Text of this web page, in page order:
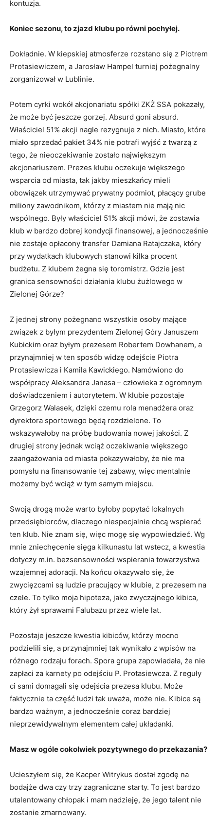
kontuzja.
Koniec sezonu, to zjazd klubu po równi pochyłej.
Dokładnie. W kiepskiej atmosferze rozstano się z Piotrem
Protasiewiczem, a Jarosław Hampel turniej pożegnalny
zorganizował w Lublinie.
Potem cyrki wokół akcjonariatu spółki ZKŻ SSA pokazały,
że może być jeszcze gorzej. Absurd goni absurd.
Właściciel 51% akcji nagle rezygnuje z nich. Miasto, które
miało sprzedać pakiet 34% nie potrafi wyjść z twarzą z
tego, że nieoczekiwanie zostało największym
akcjonariuszem. Prezes klubu oczekuje większego
wsparcia od miasta, tak jakby mieszkańcy mieli
obowiązek utrzymywać prywatny podmiot, płacący grube
miliony zawodnikom, którzy z miastem nie mają nic
wspólnego. Były właściciel 51% akcji mówi, że zostawia
klub w bardzo dobrej kondycji finansowej, a jednocześnie
nie zostaje opłacony transfer Damiana Ratajczaka, który
przy wydatkach klubowych stanowi kilka procent
budżetu. Z klubem żegna się toromistrz. Gdzie jest
granica sensowności działania klubu żużlowego w
Zielonej Górze?
Z jednej strony pożegnano wszystkie osoby mające
związek z byłym prezydentem Zielonej Góry Januszem
Kubickim oraz byłym prezesem Robertem Dowhanem, a
przynajmniej w ten sposób widzę odejście Piotra
Protasiewicza i Kamila Kawickiego. Namówiono do
współpracy Aleksandra Janasa – człowieka z ogromnym
doświadczeniem i autorytetem. W klubie pozostaje
Grzegorz Walasek, dzięki czemu rola menadżera oraz
dyrektora sportowego będą rozdzielone. To
wskazywałoby na próbę budowania nowej jakości. Z
drugiej strony jednak wciąż oczekiwanie większego
zaangażowania od miasta pokazywałoby, że nie ma
pomysłu na finansowanie tej zabawy, więc mentalnie
możemy być wciąż w tym samym miejscu.
Swoją drogą może warto byłoby popytać lokalnych
przedsiębiorców, dlaczego niespecjalnie chcą wspierać
ten klub. Nie znam się, więc mogę się wypowiedzieć. Wg
mnie zniechęcenie sięga kilkunastu lat wstecz, a kwestia
dotyczy m.in. bezsensowności wspierania towarzystwa
wzajemnej adoracji. Na końcu okazywało się, że
zwycięzcami są ludzie pracujący w klubie, z prezesem na
czele. To tylko moja hipoteza, jako zwyczajnego kibica,
który żył sprawami Falubazu przez wiele lat.
Pozostaje jeszcze kwestia kibiców, którzy mocno
podzielili się, a przynajmniej tak wynikało z wpisów na
różnego rodzaju forach. Spora grupa zapowiadała, że nie
zapłaci za karnety po odejściu P. Protasiewcza. Z reguły
ci sami domagali się odejścia prezesa klubu. Może
faktycznie ta część ludzi tak uważa, może nie. Kibice są
bardzo ważnym, a jednocześnie coraz bardziej
nieprzewidywalnym elementem całej układanki.
Masz w ogóle cokolwiek pozytywnego do przekazania?
Ucieszyłem się, że Kacper Witrykus dostał zgodę na
bodajże dwa czy trzy zagraniczne starty. To jest bardzo
utalentowany chłopak i mam nadzieję, że jego talent nie
zostanie zmarnowany.